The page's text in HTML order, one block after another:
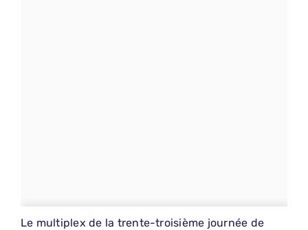
Le multiplex de la trente-troisième journée de